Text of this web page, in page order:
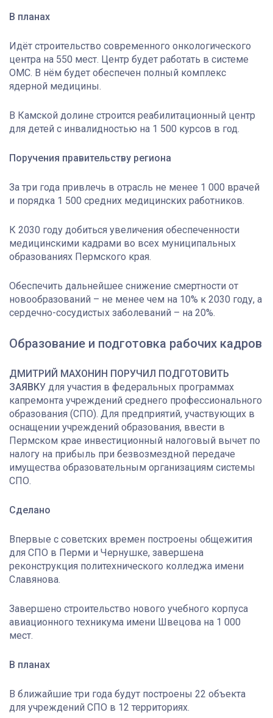
В планах
Идёт строительство современного онкологического
центра на 550 мест. Центр будет работать в системе
ОМС. В нём будет обеспечен полный комплекс
ядерной медицины.
В Камской долине строится реабилитационный центр
для детей с инвалидностью на 1 500 курсов в год.
Поручения правительству региона
За три года привлечь в отрасль не менее 1 000 врачей
и порядка 1 500 средних медицинских работников.
К 2030 году добиться увеличения обеспеченности
медицинскими кадрами во всех муниципальных
образованиях Пермского края.
Обеспечить дальнейшее снижение смертности от
новообразований – не менее чем на 10% к 2030 году, а
сердечно-сосудистых заболеваний – на 20%.
Образование и подготовка рабочих кадров
ДМИТРИЙ МАХОНИН ПОРУЧИЛ ПОДГОТОВИТЬ
ЗАЯВКУ для участия в федеральных программах
капремонта учреждений среднего профессионального
образования (СПО). Для предприятий, участвующих в
оснащении учреждений образования, ввести в
Пермском крае инвестиционный налоговый вычет по
налогу на прибыль при безвозмездной передаче
имущества образовательным организациям системы
СПО.
Сделано
Впервые с советских времен построены общежития
для СПО в Перми и Чернушке, завершена
реконструкция политехнического колледжа имени
Славянова.
Завершено строительство нового учебного корпуса
авиационного техникума имени Швецова на 1 000
мест.
В планах
В ближайшие три года будут построены 22 объекта
для учреждений СПО в 12 территориях.